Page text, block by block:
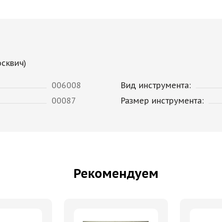
006008
00087
Вид инструмента:
Размер инструмента:
Рекомендуем